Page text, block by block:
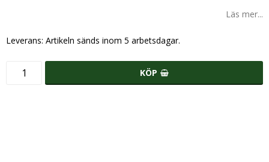
Läs mer...
Leverans: Artikeln sänds inom 5 arbetsdagar.
KÖP